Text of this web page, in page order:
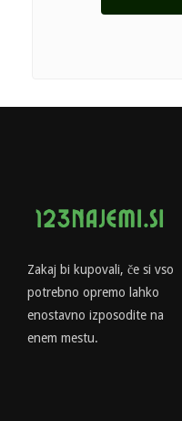
Zakaj bi kupovali, če si vso
potrebno opremo lahko
enostavno izposodite na
enem mestu.